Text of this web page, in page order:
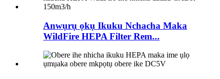
Anwụrụ ọkụ Ikuku Nchacha Maka
WildFire HEPA Filter Rem...